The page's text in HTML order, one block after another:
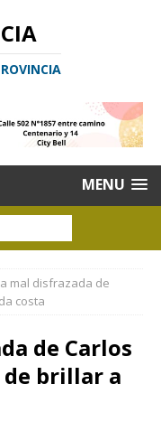
MENU
mal disfrazada de
costa
de Carlos
brillar a